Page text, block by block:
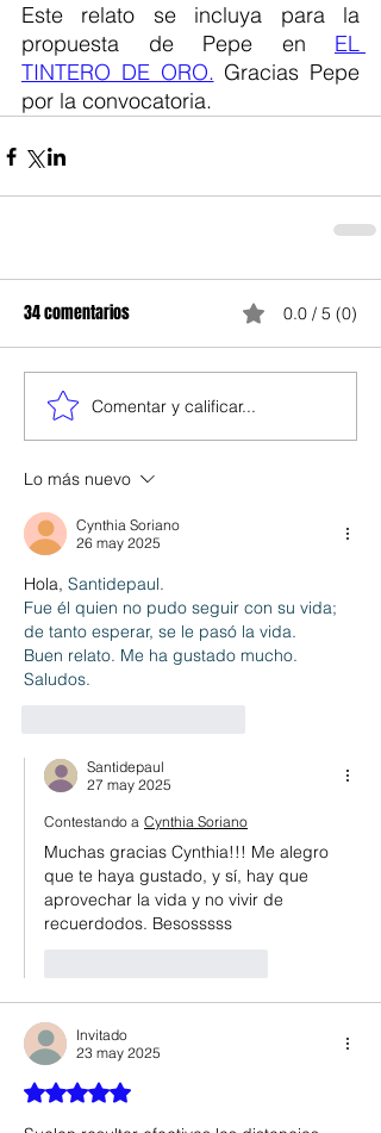
Este relato se incluya para la
propuesta de Pepe en EL
TINTERO DE ORO. Gracias Pepe
por la convocatoria.
34 comentarios 0.0 / 5 (0)
Comentar y calificar...
Lo más nuevo
Cynthia Soriano
26 may 2025
Hola, Santidepaul.
Fue él quien no pudo seguir con su vida;
de tanto esperar, se le pasó la vida.
Buen relato. Me ha gustado mucho.
Saludos.
Santidepaul
27 may 2025
Contestando a Cynthia Soriano
Muchas gracias Cynthia!!! Me alegro
que te haya gustado, y sí, hay que
aprovechar la vida y no vivir de
recuerdodos. Besosssss
Invitado
23 may 2025
Obtuvo 5 de 5 estrellas.